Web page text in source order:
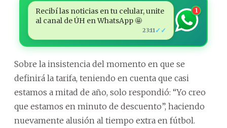
Recibí las noticias en tu celular, unite
al canal de ÚH en WhatsApp 🤩
23:11 ✓✓
1
Sobre la insistencia del momento en que se
definirá la tarifa, teniendo en cuenta que casi
estamos a mitad de año, solo respondió: “Yo creo
que estamos en minuto de descuento”, haciendo
nuevamente alusión al tiempo extra en fútbol.